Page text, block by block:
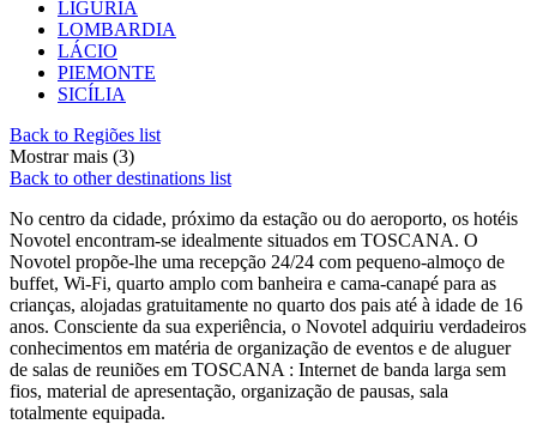
LIGURIA
LOMBARDIA
LÁCIO
PIEMONTE
SICÍLIA
Back to Regiões list
Mostrar mais (3)
Back to other destinations list
No centro da cidade, próximo da estação ou do aeroporto, os hotéis
Novotel encontram-se idealmente situados em TOSCANA. O
Novotel propõe-lhe uma recepção 24/24 com pequeno-almoço de
buffet, Wi-Fi, quarto amplo com banheira e cama-canapé para as
crianças, alojadas gratuitamente no quarto dos pais até à idade de 16
anos. Consciente da sua experiência, o Novotel adquiriu verdadeiros
conhecimentos em matéria de organização de eventos e de aluguer
de salas de reuniões em TOSCANA : Internet de banda larga sem
fios, material de apresentação, organização de pausas, sala
totalmente equipada.